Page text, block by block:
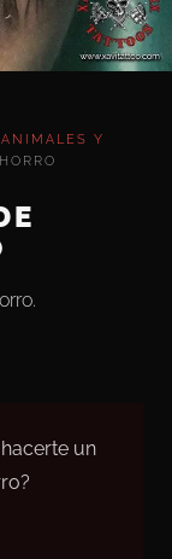
ANIMALES Y
un